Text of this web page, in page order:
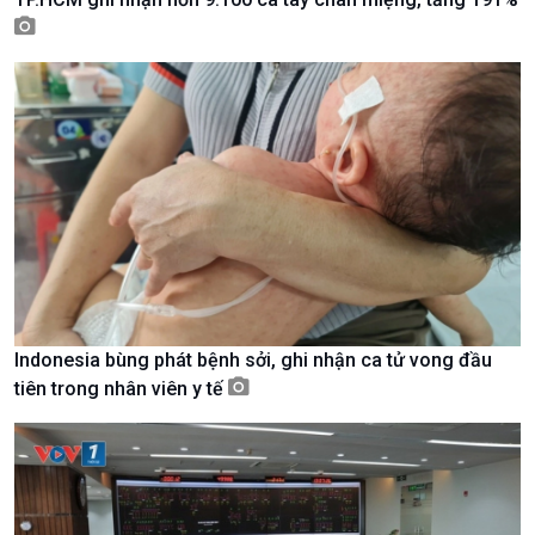
Kinh tế
Tin Kinh tế
Trước giờ mở cửa
Dòng chảy Kinh tế
Sức sống hàng Việt
Khởi nghiệp
Tuyên chiến với gian lận
thương mại
Nông nghiệp & Biển đảo
Tin Nông nghiệp & Biển
đảo
Biển đảo Việt Nam
Tâm tình biên giới và hải
đảo
Tìm hiểu biển, đảo Việt
Indonesia bùng phát bệnh sởi, ghi nhận ca tử vong đầu
tiên trong nhân viên y tế